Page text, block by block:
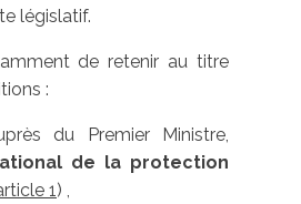
législatif.
de retenir au titre
:
du Premier Ministre,
de la protection
1 ) ,